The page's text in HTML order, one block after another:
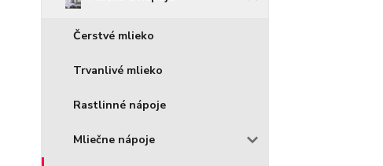
Čerstvé mlieko
Trvanlivé mlieko
Rastlinné nápoje
Mliečne nápoje